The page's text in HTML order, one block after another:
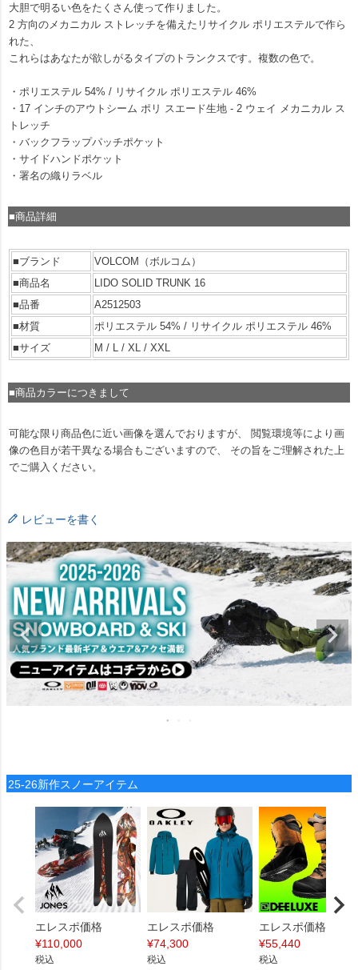
大胆で明るい色をたくさん使って作りました。
2 方向のメカニカル ストレッチを備えたリサイクル ポリエステルで作ら
れた、
これらはあなたが欲しがるタイプのトランクスです。複数の色で。
・ポリエステル 54% / リサイクル ポリエステル 46%
・17 インチのアウトシーム ポリ スエード生地 - 2 ウェイ メカニカル ス
トレッチ
・バックフラップパッチポケット
・サイドハンドポケット
・署名の織りラベル
■商品詳細
■ブランド
VOLCOM（ボルコム）
■商品名
LIDO SOLID TRUNK 16
■品番
A2512503
■材質
ポリエステル 54% / リサイクル ポリエステル 46%
■サイズ
M / L / XL / XXL
■商品カラーにつきまして
可能な限り商品色に近い画像を選んでおりますが、 閲覧環境等により画
像の色目が若干異なる場合もございますので、 その旨をご理解された上
でご購入ください。
レビューを書く
25-26新作スノーアイテム
エレスポ価格
¥110,000
税込
エレスポ価格
¥74,300
税込
エレスポ価格
¥55,440
税込